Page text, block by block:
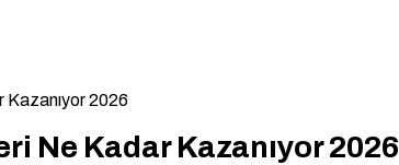
Kazanıyor 2026
Ne Kadar Kazanıyor 2026